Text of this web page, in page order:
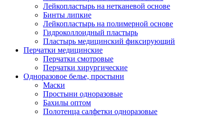
Лейкопластырь на нетканевой основе
Бинты липкие
Лейкопластырь на полимерной основе
Гидроколлоидный пластырь
Пластырь медицинский фиксирующий
Перчатки медицинские
Перчатки смотровые
Перчатки хирургические
Одноразовое белье, простыни
Маски
Простыни одноразовые
Бахилы оптом
Полотенца салфетки одноразовые